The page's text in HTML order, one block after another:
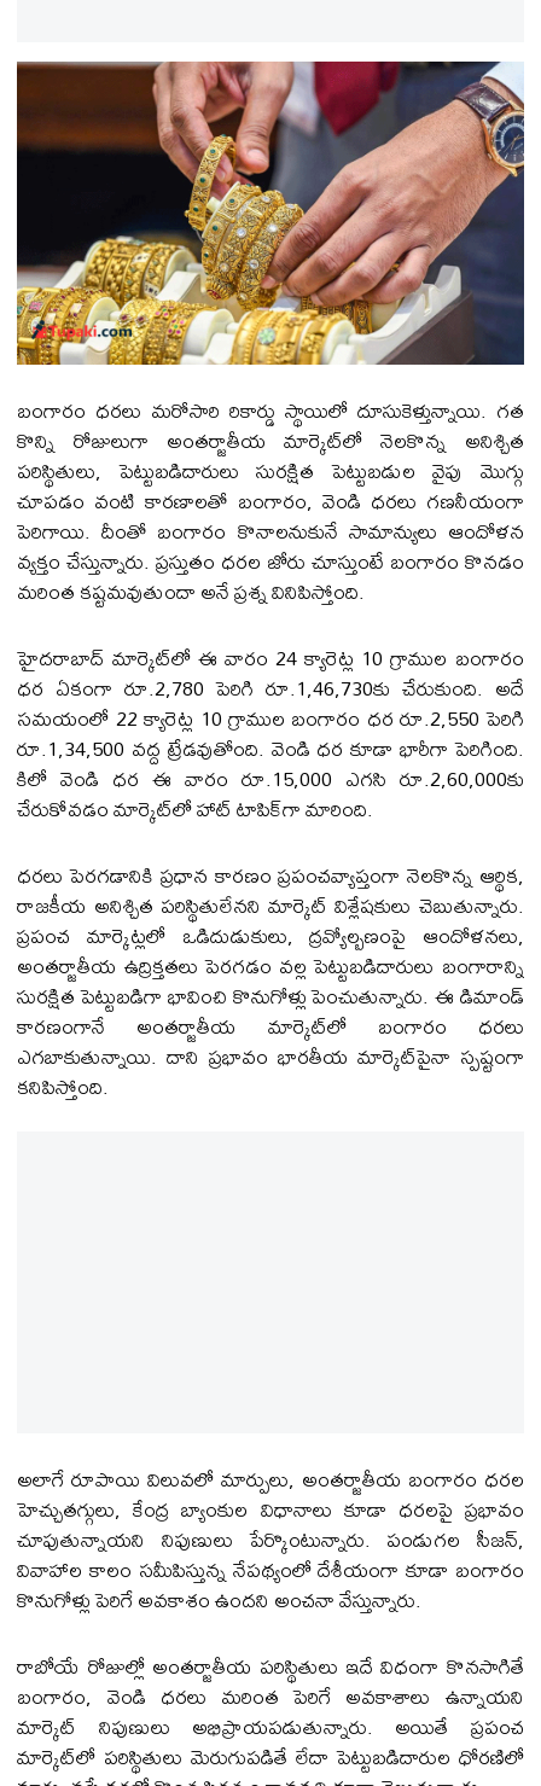
బంగారం ధరలు మరోసారి రికార్డు స్థాయిలో దూసుకెళ్తున్నాయి. గత
కొన్ని రోజులుగా అంతర్జాతీయ మార్కెట్‌లో నెలకొన్న అనిశ్చిత
పరిస్థితులు, పెట్టుబడిదారులు సురక్షిత పెట్టుబడుల వైపు మొగ్గు
చూపడం వంటి కారణాలతో బంగారం, వెండి ధరలు గణనీయంగా
పెరిగాయి. దీంతో బంగారం కొనాలనుకునే సామాన్యులు ఆందోళన
వ్యక్తం చేస్తున్నారు. ప్రస్తుతం ధరల జోరు చూస్తుంటే బంగారం కొనడం
మరింత కష్టమవుతుందా అనే ప్రశ్న వినిపిస్తోంది.
హైదరాబాద్ మార్కెట్‌లో ఈ వారం 24 క్యారెట్ల 10 గ్రాముల బంగారం
ధర ఏకంగా రూ.2,780 పెరిగి రూ.1,46,730కు చేరుకుంది. అదే
సమయంలో 22 క్యారెట్ల 10 గ్రాముల బంగారం ధర రూ.2,550 పెరిగి
రూ.1,34,500 వద్ద ట్రేడవుతోంది. వెండి ధర కూడా భారీగా పెరిగింది.
కిలో వెండి ధర ఈ వారం రూ.15,000 ఎగసి రూ.2,60,000కు
చేరుకోవడం మార్కెట్‌లో హాట్ టాపిక్‌గా మారింది.
ధరలు పెరగడానికి ప్రధాన కారణం ప్రపంచవ్యాప్తంగా నెలకొన్న ఆర్థిక,
రాజకీయ అనిశ్చిత పరిస్థితులేనని మార్కెట్ విశ్లేషకులు చెబుతున్నారు.
ప్రపంచ మార్కెట్లలో ఒడిదుడుకులు, ద్రవ్యోల్బణంపై ఆందోళనలు,
అంతర్జాతీయ ఉద్రిక్తతలు పెరగడం వల్ల పెట్టుబడిదారులు బంగారాన్ని
సురక్షిత పెట్టుబడిగా భావించి కొనుగోళ్లు పెంచుతున్నారు. ఈ డిమాండ్
కారణంగానే అంతర్జాతీయ మార్కెట్‌లో బంగారం ధరలు
ఎగబాకుతున్నాయి. దాని ప్రభావం భారతీయ మార్కెట్‌పైనా స్పష్టంగా
కనిపిస్తోంది.
అలాగే రూపాయి విలువలో మార్పులు, అంతర్జాతీయ బంగారం ధరల
హెచ్చుతగ్గులు, కేంద్ర బ్యాంకుల విధానాలు కూడా ధరలపై ప్రభావం
చూపుతున్నాయని నిపుణులు పేర్కొంటున్నారు. పండుగల సీజన్,
వివాహాల కాలం సమీపిస్తున్న నేపథ్యంలో దేశీయంగా కూడా బంగారం
కొనుగోళ్లు పెరిగే అవకాశం ఉందని అంచనా వేస్తున్నారు.
రాబోయే రోజుల్లో అంతర్జాతీయ పరిస్థితులు ఇదే విధంగా కొనసాగితే
బంగారం, వెండి ధరలు మరింత పెరిగే అవకాశాలు ఉన్నాయని
మార్కెట్ నిపుణులు అభిప్రాయపడుతున్నారు. అయితే ప్రపంచ
మార్కెట్‌లో పరిస్థితులు మెరుగుపడితే లేదా పెట్టుబడిదారుల ధోరణిలో